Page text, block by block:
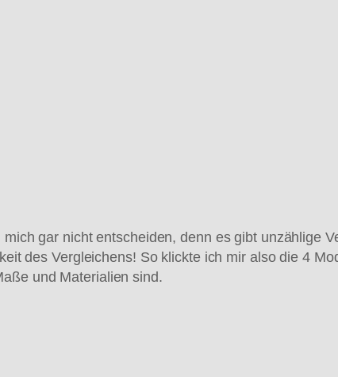
gar nicht entscheiden, denn es gibt unzählige
des Vergleichens! So klickte ich mir also die 4
und Materialien sind.